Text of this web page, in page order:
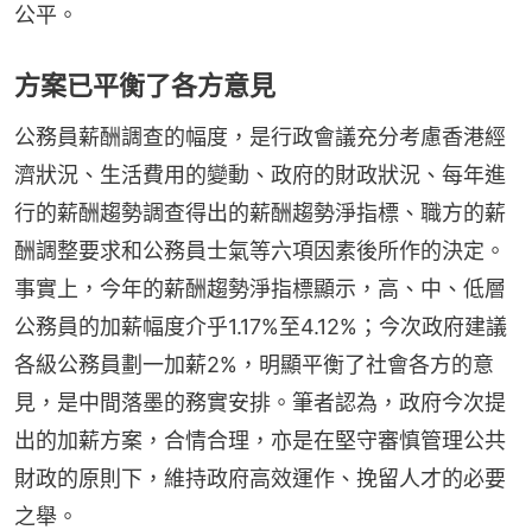
公平。
方案已平衡了各方意見
公務員薪酬調查的幅度，是行政會議充分考慮香港經
濟狀況、生活費用的變動、政府的財政狀況、每年進
行的薪酬趨勢調查得出的薪酬趨勢淨指標、職方的薪
酬調整要求和公務員士氣等六項因素後所作的決定。
事實上，今年的薪酬趨勢淨指標顯示，高、中、低層
公務員的加薪幅度介乎1.17%至4.12%；今次政府建議
各級公務員劃一加薪2%，明顯平衡了社會各方的意
見，是中間落墨的務實安排。筆者認為，政府今次提
出的加薪方案，合情合理，亦是在堅守審慎管理公共
財政的原則下，維持政府高效運作、挽留人才的必要
之舉。